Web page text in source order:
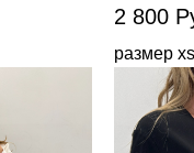
2 800
размер xs